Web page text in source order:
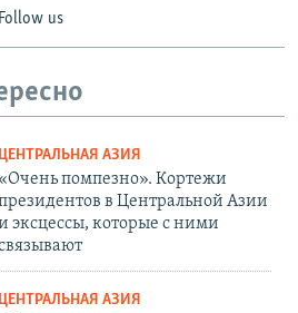
Follow us
ЦЕНТРАЛЬНАЯ АЗИЯ
«Очень помпезно». Кортежи
в Центральной Азии
эксцессы, которые с ними
ЦЕНТРАЛЬНАЯ АЗИЯ